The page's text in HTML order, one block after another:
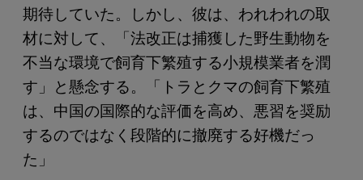
期待していた。しかし、彼は、われわれの取
材に対して、「法改正は捕獲した野生動物を
不当な環境で飼育下繁殖する小規模業者を潤
す」と懸念する。「トラとクマの飼育下繁殖
は、中国の国際的な評価を高め、悪習を奨励
するのではなく段階的に撤廃する好機だっ
た」